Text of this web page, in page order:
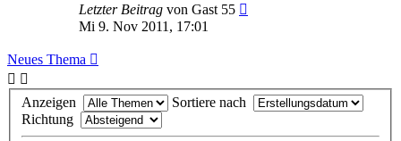
Letzter Beitrag von Gast 55
Mi 9. Nov 2011, 17:01
Neues Thema
Anzeigen
Sortiere nach
Richtung